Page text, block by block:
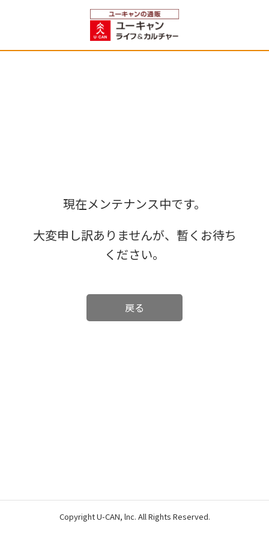
現在メンテナンス中です。
大変申し訳ありませんが、暫くお待ち
ください。
戻る
Copyright U-CAN, lnc. All Rights Reserved.